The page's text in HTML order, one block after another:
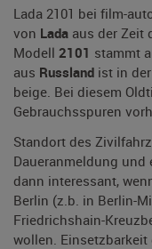
Lada 2101 bei film-
von Lada aus der Zeit
Modell 2101 stammt
aus Russland ist in
beige. Bei diesem
Gebrauchsspuren
Standort des
Daueranmeldung
dann interessant,
Berlin (z.b. in Berlin-
Friedrichshain-
wollen. Einsetzbarkeit